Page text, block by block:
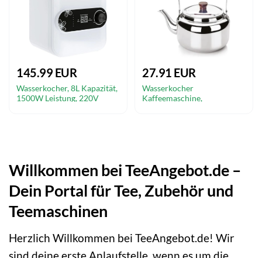
145.99 EUR
Wasserkocher, 8L Kapazität,
1500W Leistung, 220V
27.91 EUR
Wasserkocher
Kaffeemaschine,
Willkommen bei TeeAngebot.de –
Dein Portal für Tee, Zubehör und
Teemaschinen
Herzlich Willkommen bei TeeAngebot.de! Wir
sind deine erste Anlaufstelle, wenn es um die